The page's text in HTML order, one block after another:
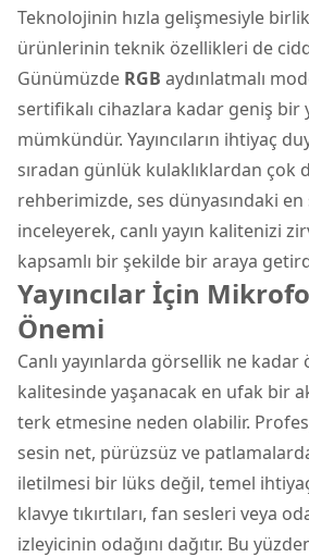
Teknolojinin hızla gelişmesiyle
ürünlerinin teknik özellikleri de
Günümüzde RGB aydınlatmalı
sertifikalı cihazlara kadar geniş
mümkündür. Yayıncıların ihtiyaç
sıradan günlük kulaklıklardan çok
rehberimizde, ses dünyasındaki
inceleyerek, canlı yayın kalitenizi
kapsamlı bir şekilde bir araya
Yayıncılar İçin
Önemi
Canlı yayınlarda görsellik ne
kalitesinde yaşanacak en ufak bir
terk etmesine neden olabilir.
sesin net, pürüzsüz ve
iletilmesi bir lüks değil, temel
klavyetıkırtıları, fan sesleri veya
izleyicinin odağını dağıtır. Bu